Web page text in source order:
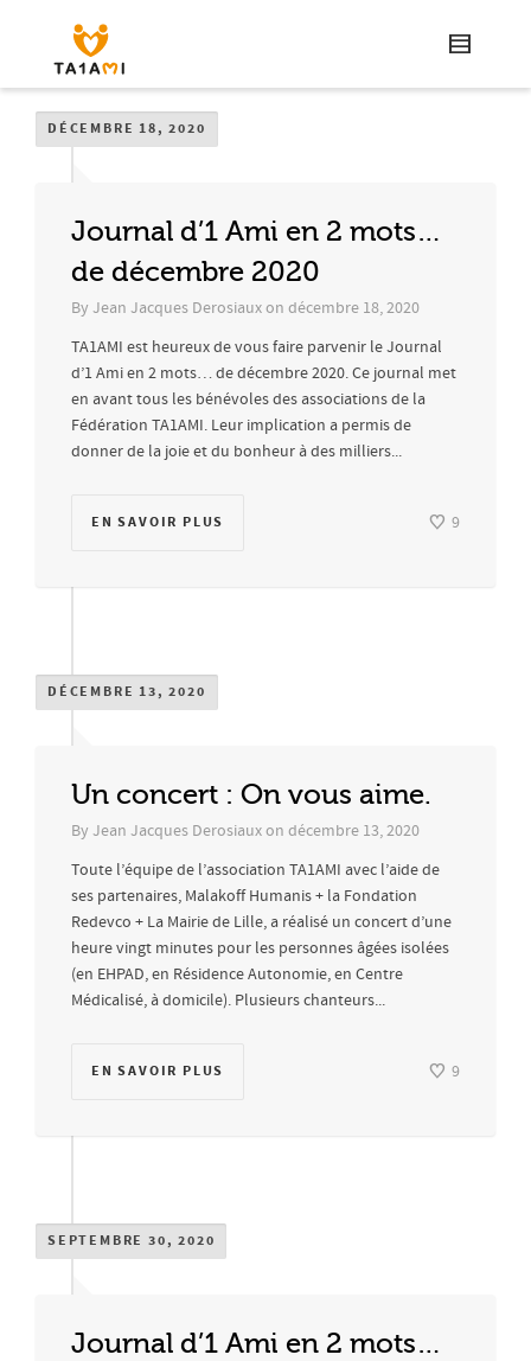
DÉCEMBRE 18, 2020
Journal d’1 Ami en 2 mots…
de décembre 2020
By Jean Jacques Derosiauxon décembre 18, 2020
TA1AMI est heureux de vous faire parvenir le Journal
d’1 Ami en 2 mots… de décembre 2020. Ce journal met
en avant tous les bénévoles des associations de la
Fédération TA1AMI. Leur implication a permis de
donner de la joie et du bonheur à des milliers...
EN SAVOIR PLUS 9
DÉCEMBRE 13, 2020
Un concert : On vous aime.
By Jean Jacques Derosiauxon décembre 13, 2020
Toute l’équipe de l’association TA1AMI avec l’aide de
ses partenaires, Malakoff Humanis + la Fondation
Redevco + La Mairie de Lille, a réalisé un concert d’une
heure vingt minutes pour les personnes âgées isolées
(en EHPAD, en Résidence Autonomie, en Centre
Médicalisé, à domicile). Plusieurs chanteurs...
EN SAVOIR PLUS 9
SEPTEMBRE 30, 2020
Journal d’1 Ami en 2 mots…